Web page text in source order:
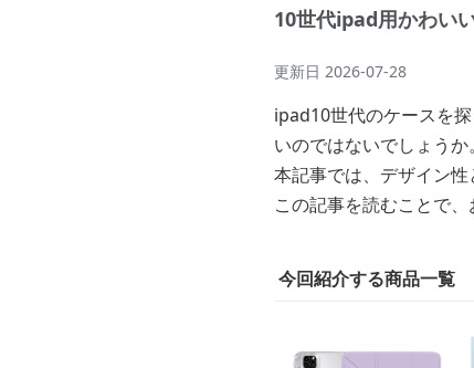
10世代ipad用かわい
更新日 2026-07-28
ipad10世代のケースを
いのではないでしょうか。
本記事では、デザイン
この記事を読むことで
今回紹介する商品一覧